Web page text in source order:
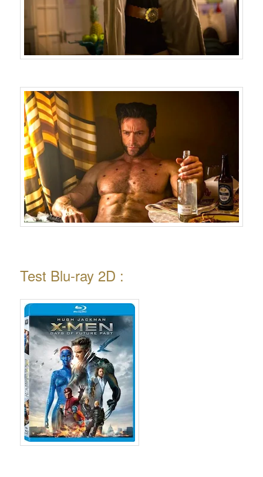
Test Blu-ray 2D :